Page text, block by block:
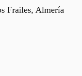
Frailes, Almería